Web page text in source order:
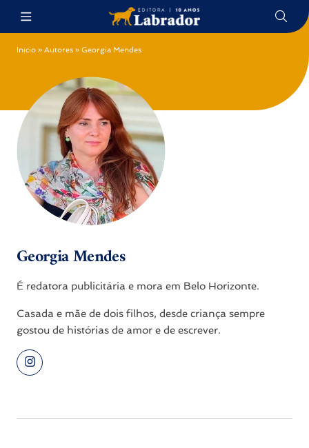
Início » Autores » Georgia Mendes
Georgia Mendes
É redatora publicitária e mora em Belo Horizonte.
Casada e mãe de dois filhos, desde criança sempre
gostou de histórias de amor e de escrever.